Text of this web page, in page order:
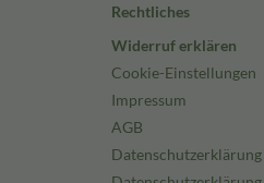
Rechtliches
Widerruf erklären
Cookie-Einstellungen
Impressum
AGB
Datenschutzerklärung